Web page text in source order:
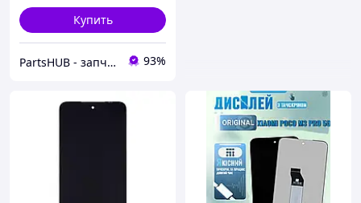
Купить
PartsHUB - запчастини на Телефони (Дисплей / Акумулятор / Шлейф-Плати) 93%